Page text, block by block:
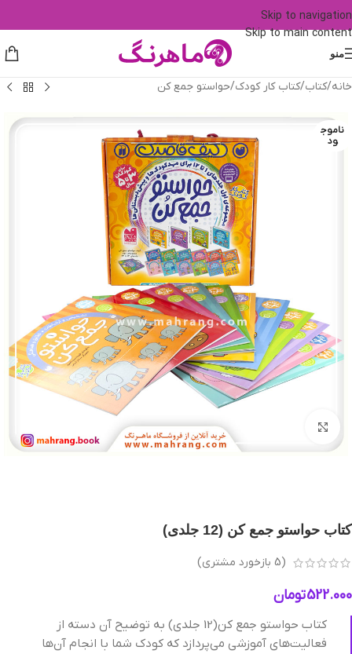
Skip to navigation
Skip to main content
منو
خانه/کتاب/کتاب کار کودک/حواستو جمع کن
ناموج
ود
کتاب حواستو جمع کن (12 جلدی)
(
5 بازخورد مشتری)
522.000تومان
کتاب حواستو جمع کن(12 جلدی) به توضیح آن دسته از
فعالیت‌های آموزشی می‌پردازد که کودک شما با انجام آن‌ها